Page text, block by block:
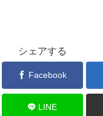
シェアする
Facebook
LINE